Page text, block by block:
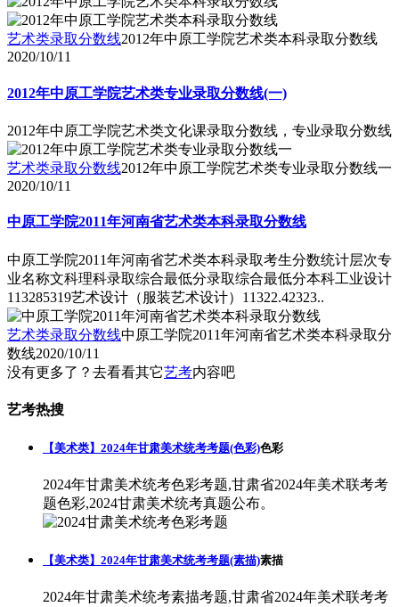
艺术类录取分数线2012年中原工学院艺术类本科录取分数线
2020/10/11
2012年中原工学院艺术类专业录取分数线(一)
2012年中原工学院艺术类文化课录取分数线，专业录取分数线
艺术类录取分数线2012年中原工学院艺术类专业录取分数线一
2020/10/11
中原工学院2011年河南省艺术类本科录取分数线
中原工学院2011年河南省艺术类本科录取考生分数统计层次专
业名称文科理科录取综合最低分录取综合最低分本科工业设计
113285319艺术设计（服装艺术设计）11322.42323..
艺术类录取分数线中原工学院2011年河南省艺术类本科录取分
数线2020/10/11
没有更多了？去看看其它艺考内容吧
艺考热搜
【美术类】2024年甘肃美术统考考题(色彩)色彩
2024年甘肃美术统考色彩考题,甘肃省2024年美术联考考
题色彩,2024甘肃美术统考真题公布。
【美术类】2024年甘肃美术统考考题(素描)素描
2024年甘肃美术统考素描考题,甘肃省2024年美术联考考